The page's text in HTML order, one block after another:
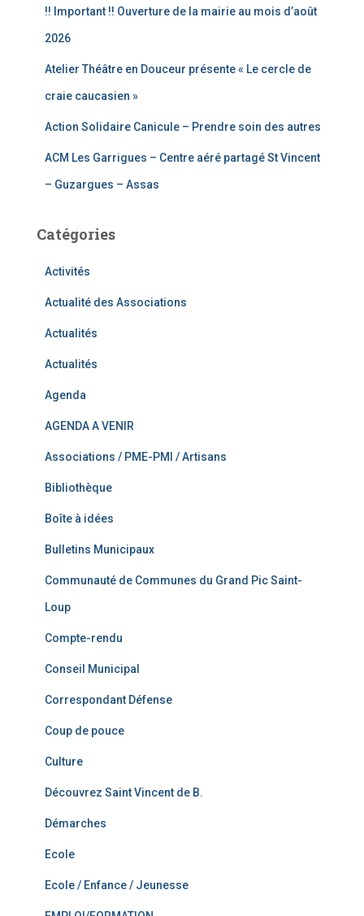
!! Important !! Ouverture de la mairie au mois d’août
2026
Atelier Théâtre en Douceur présente « Le cercle de
craie caucasien »
Action Solidaire Canicule – Prendre soin des autres
ACM Les Garrigues – Centre aéré partagé St Vincent
– Guzargues – Assas
Catégories
Activités
Actualité des Associations
Actualités
Actualités
Agenda
AGENDA A VENIR
Associations / PME-PMI / Artisans
Bibliothèque
Boîte à idées
Bulletins Municipaux
Communauté de Communes du Grand Pic Saint-
Loup
Compte-rendu
Conseil Municipal
Correspondant Défense
Coup de pouce
Culture
Découvrez Saint Vincent de B.
Démarches
Ecole
Ecole / Enfance / Jeunesse